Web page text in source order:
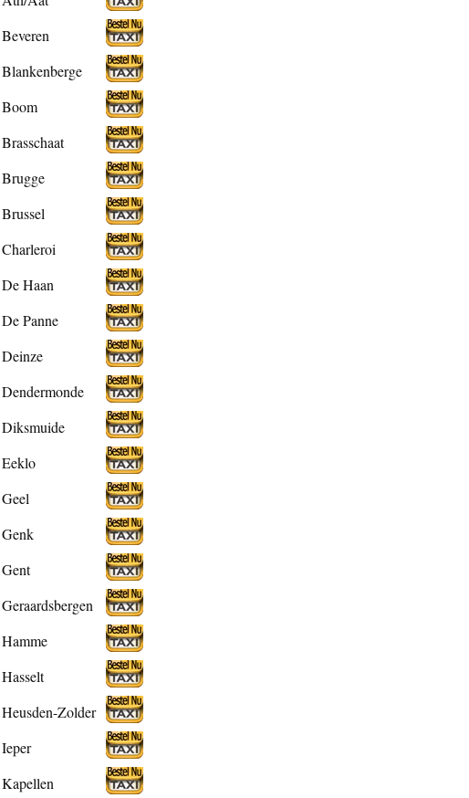
Beveren
Blankenberge
Boom
Brasschaat
Brugge
Brussel
Charleroi
De Haan
De Panne
Deinze
Dendermonde
Diksmuide
Eeklo
Geel
Genk
Gent
Geraardsbergen
Hamme
Hasselt
Heusden-Zolder
Ieper
Kapellen